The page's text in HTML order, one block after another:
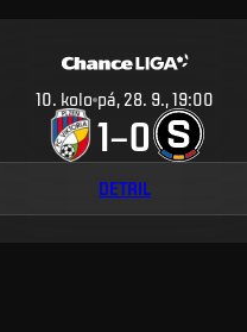
10. kolo pá, 28. 9., 19:00
1–0
DETAIL